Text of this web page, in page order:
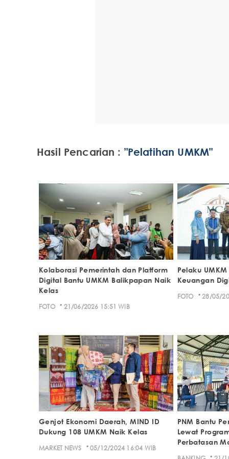
Hasil Pencarian : "Pelatihan UMKM"
Kolaborasi Pemerintah dan Platform
Digital Bantu UMKM Balikpapan Naik
Kelas
FOTO · 21/06/2026 15:51 WIB
Pelaku
Keuangan
FOTO · 28/05/
Genjot Ekonomi Daerah, MIND ID
Dukung 108 UMKM Naik Kelas
MARKET NEWS · 05/12/2024 16:04 WIB
PNM Bantu
Lewat
Perbatasan
·